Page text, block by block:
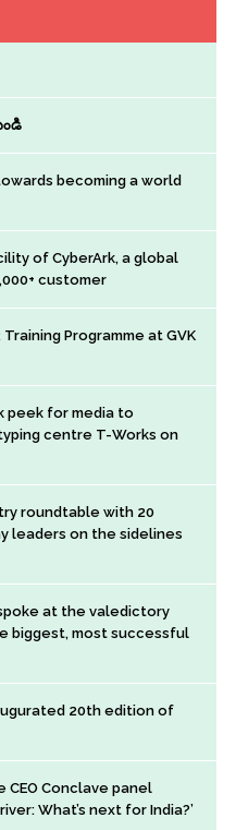
becoming a world
of CyberArk, a global
customer
Programme at GVK
peek for media to
centre T-Works on
roundtable with 20
leaders on the sidelines
at the valedictory
biggest, most successful
20th edition of
CEO Conclave panel
What’s next for India?’